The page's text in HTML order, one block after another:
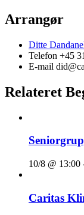
Arrangør
Ditte
Telefon +45
E-mail
Relateret
10/8 @ 13:00
Caritas